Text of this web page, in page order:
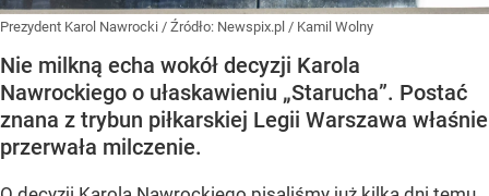
Prezydent Karol Nawrocki / Źródło: Newspix.pl / Kamil Wolny
Nie milkną echa wokół decyzji Karola
Nawrockiego o ułaskawieniu „Starucha”. Postać
znana z trybun piłkarskiej Legii Warszawa właśnie
przerwała milczenie.